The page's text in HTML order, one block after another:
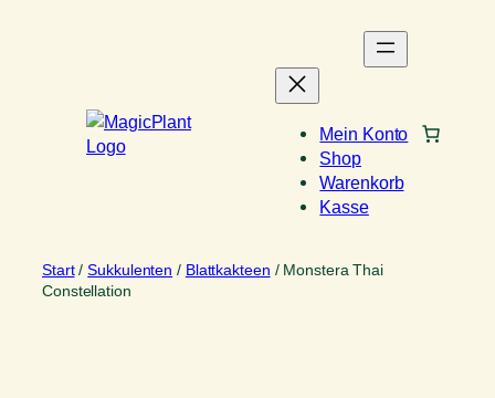
Mein Konto
Shop
Warenkorb
Kasse
Start/Sukkulenten / Blattkakteen / Monstera Thai
Constellation